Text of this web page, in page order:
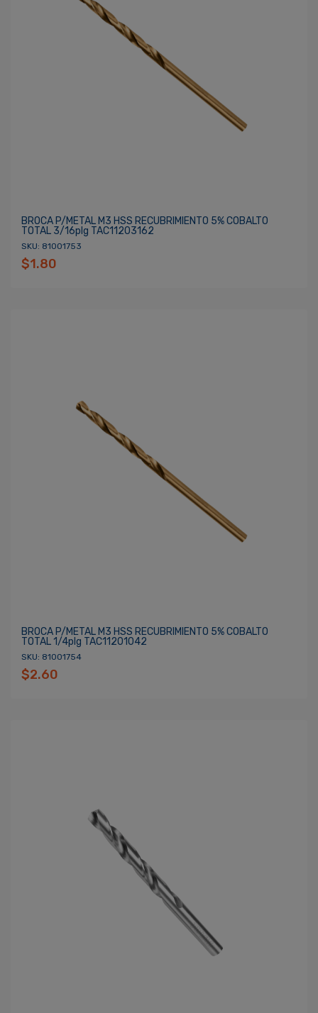
BROCA P/METAL M3 HSS RECUBRIMIENTO 5% COBALTO
TOTAL 3/16plg TAC11203162
SKU: 81001753
$1.80
BROCA P/METAL M3 HSS RECUBRIMIENTO 5% COBALTO
TOTAL 1/4plg TAC11201042
SKU: 81001754
$2.60